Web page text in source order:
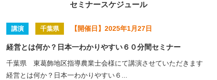
セミナースケジュール
講演 千葉県 【開催日】2025年1月27日
経営とは何か？日本一わかりやすい６０分間セミナー
千葉県 東葛飾地区指導農業士会様にて講演させていただきます
経営とは何か？日本一わかりやすい６...